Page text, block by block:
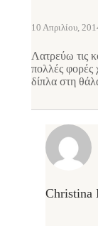
10 Απριλίου,
Λατρεύω τις
πολλές φορές
δίπλα στη
Christina